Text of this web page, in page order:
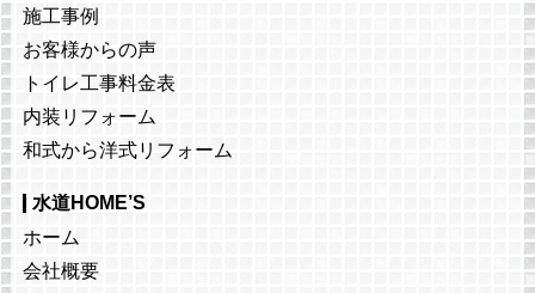
施工事例
お客様からの声
トイレ工事料金表
内装リフォーム
和式から洋式リフォーム
水道HOME’S
ホーム
会社概要